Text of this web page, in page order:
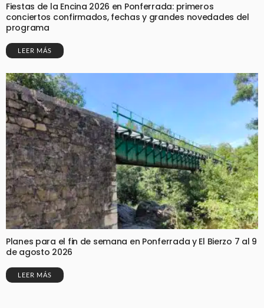
Fiestas de la Encina 2026 en Ponferrada: primeros
conciertos confirmados, fechas y grandes novedades del
programa
LEER MÁS
Planes para el fin de semana en Ponferrada y El Bierzo 7 al 9
de agosto 2026
LEER MÁS